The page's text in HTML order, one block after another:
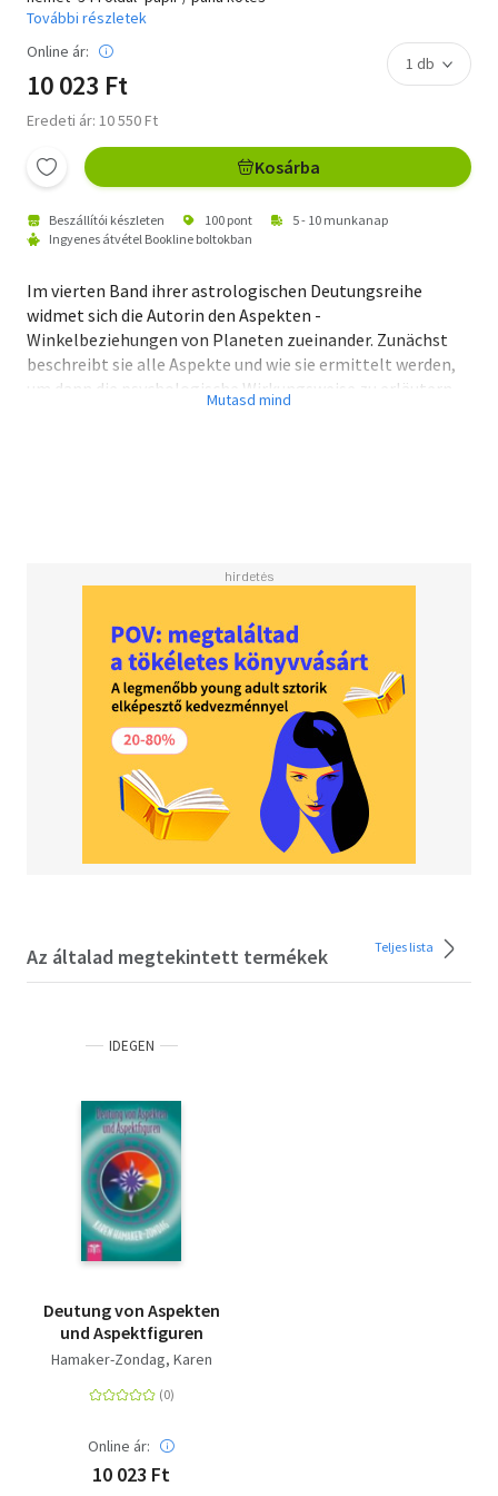
További részletek
Online ár:
10 023 Ft
Eredeti ár: 10 550 Ft
Kosárba
Beszállítói készleten 100 pont
5 - 10 munkanap
Ingyenes átvétel Bookline boltokban
Im vierten Band ihrer astrologischen Deutungsreihe
widmet sich die Autorin den Aspekten -
Winkelbeziehungen von Planeten zueinander. Zunächst
beschreibt sie alle Aspekte und wie sie ermittelt werden,
um dann die psychologische Wirkungsweise zu erläutern.
Az általad megtekintett termékek Teljes lista
IDEGEN
Deutung von Aspekten
und Aspektfiguren
Hamaker-Zondag, Karen
Online ár:
10 023 Ft